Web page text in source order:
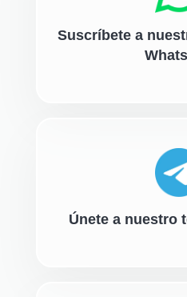
Suscríbete a
Únete a nuestro